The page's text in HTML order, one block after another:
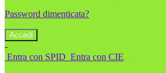
Password dimenticata?
-
Entra con SPID Entra con CIE